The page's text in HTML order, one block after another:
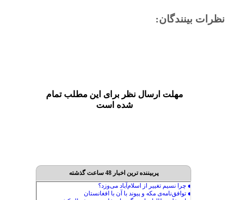
نظرات بینندگان:
مهلت ارسال نظر برای این مطلب تمام
شده است
پربیننده ترین اخبار 48 ساعت گذشته